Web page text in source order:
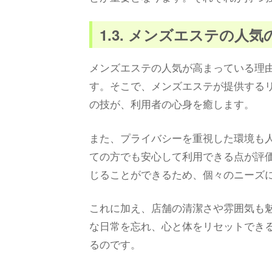
1.3. メンズエステの人気
メンズエステの人気が高まっている
す。そこで、メンズエステが提供する
の技が、利用者の心身を癒します。
また、プライバシーを重視した環境
ての方でも安心して利用できる点が評
じることができるため、個々のニー
これに加え、店舗の清潔さや雰囲気
な日常を忘れ、心と体をリセットでき
るのです。